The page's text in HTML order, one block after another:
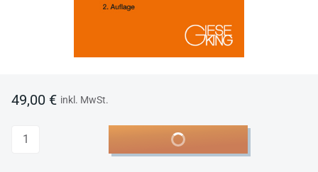
49,00 € inkl. MwSt.
Anzahl In den Warenkorb